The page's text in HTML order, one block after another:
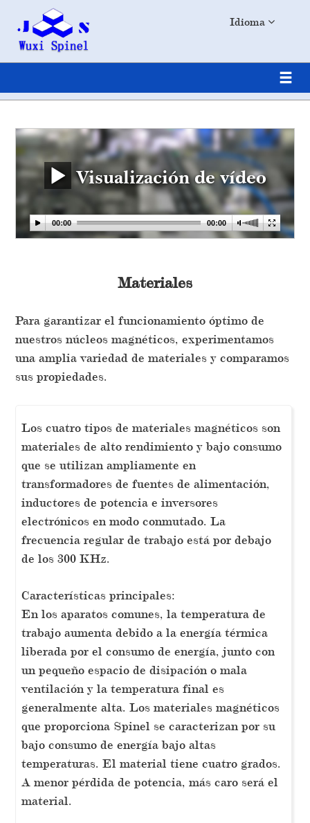
Idioma
Visualización de vídeo
Materiales
Para garantizar el funcionamiento óptimo de
nuestros núcleos magnéticos, experimentamos
una amplia variedad de materiales y comparamos
sus propiedades.
Los cuatro tipos de materiales magnéticos son
materiales de alto rendimiento y bajo consumo
que se utilizan ampliamente en
transformadores de fuentes de alimentación,
inductores de potencia e inversores
electrónicos en modo conmutado. La
frecuencia regular de trabajo está por debajo
de los 300 KHz.
Características principales:
En los aparatos comunes, la temperatura de
trabajo aumenta debido a la energía térmica
liberada por el consumo de energía, junto con
un pequeño espacio de disipación o mala
ventilación y la temperatura final es
generalmente alta. Los materiales magnéticos
que proporciona Spinel se caracterizan por su
bajo consumo de energía bajo altas
temperaturas. El material tiene cuatro grados.
A menor pérdida de potencia, más caro será el
material.